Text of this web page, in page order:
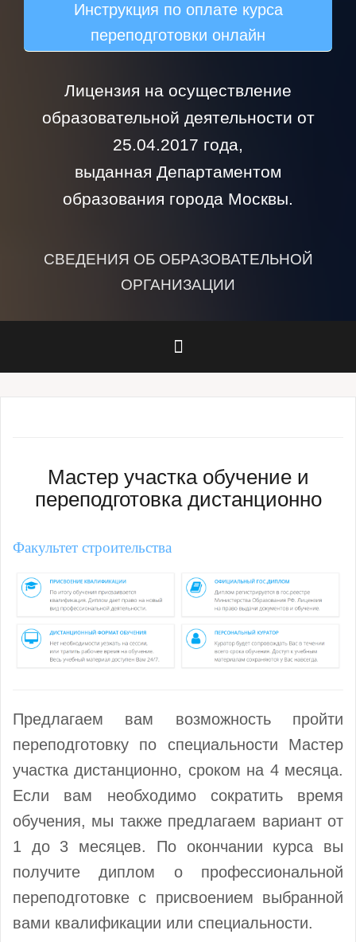
Инструкция по оплате курса
переподготовки онлайн
Лицензия на осуществление
образовательной деятельности от
25.04.2017 года,
выданная Департаментом
образования города Москвы.
СВЕДЕНИЯ ОБ ОБРАЗОВАТЕЛЬНОЙ
ОРГАНИЗАЦИИ
Мастер участка обучение и
переподготовка дистанционно
Факультет строительства
Предлагаем вам возможность пройти
переподготовку по специальности Мастер
участка дистанционно, сроком на 4 месяца.
Если вам необходимо сократить время
обучения, мы также предлагаем вариант от
1 до 3 месяцев. По окончании курса вы
получите диплом о профессиональной
переподготовке с присвоением выбранной
вами квалификации или специальности.